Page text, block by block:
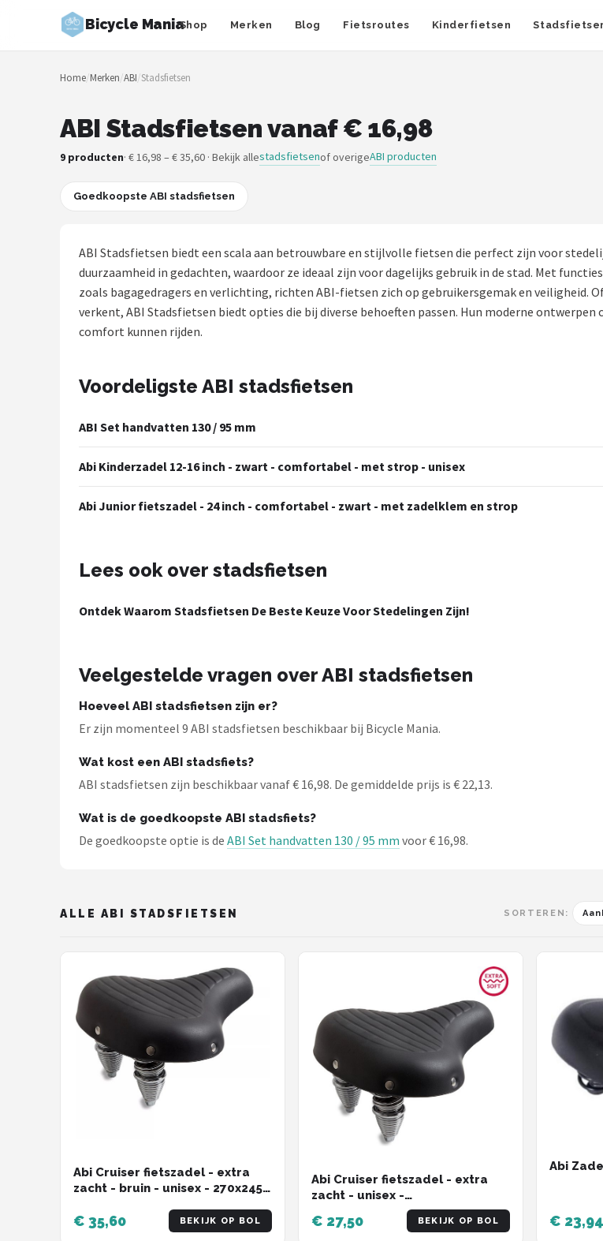
Bicycle ManiaShop Merken Blog Fietsroutes Kinderfietsen
Zoeken
NAVIGATIE
Merken
Kinderfietsen
Stadsfietsen
Mountainbikes
POPULAIRE MERKEN
BBB Cycling
Schwalbe
Shimano
Home/Merken/ABI/Stadsfietsen
ABI Stadsfietsen vanaf € 16,98
9 producten· € 16,98 – € 35,60 · Bekijk allestadsfietsenof overigeABI producten
Goedkoopste ABI stadsfietsen
ABI Stadsfietsen biedt een scala aan betrouwbare en stijlvolle fietsen die perfect zijn voor
duurzaamheid in gedachten, waardoor ze ideaal zijn voor dagelijks gebruik in de stad. Met
zoals bagagedragers en verlichting, richten ABI-fietsen zich op gebruikersgemak en veiligheid.
verkent, ABI Stadsfietsen biedt opties die bij diverse behoeften passen. Hun moderne
comfort kunnen rijden.
Voordeligste ABI stadsfietsen
ABI Set handvatten 130 / 95 mm
Abi Kinderzadel 12-16 inch - zwart - comfortabel - met strop - unisex
Abi Junior fietszadel - 24 inch - comfortabel - zwart - met zadelklem en strop
Lees ook over stadsfietsen
Ontdek Waarom Stadsfietsen De Beste Keuze Voor Stedelingen Zijn!
Veelgestelde vragen over ABI stadsfietsen
Hoeveel ABI stadsfietsen zijn er?
Er zijn momenteel 9 ABI stadsfietsen beschikbaar bij Bicycle Mania.
Wat kost een ABI stadsfiets?
ABI stadsfietsen zijn beschikbaar vanaf € 16,98. De gemiddelde prijs is € 22,13.
Wat is de goedkoopste ABI stadsfiets?
De goedkoopste optie is de ABI Set handvatten 130 / 95 mm voor € 16,98.
ALLE ABI STADSFIETSEN SORTEREN:
Abi Cruiser fietszadel - extra
zacht - bruin - unisex - 270x245
€ 35,60 BEKIJK OP BOL
Abi Cruiser fietszadel - extra
zacht - unisex -
schokabsorberend - 270 x 245
mm
€ 27,50 BEKIJK OP BOL
Abi
€ 23,94